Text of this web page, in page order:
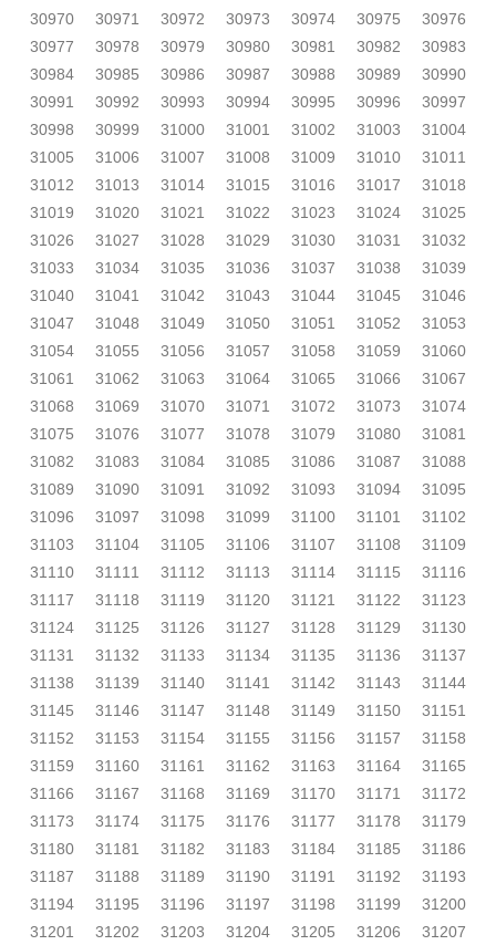
30970
30971 30972 30973 30974 30975
30976
30977
30978 30979 30980 30981 30982
30983
30984
30985 30986 30987 30988 30989
30990
30991
30992 30993 30994 30995 30996
30997
30998
30999 31000 31001 31002 31003
31004
31005
31006 31007 31008 31009 31010
31011
31012
31013 31014 31015 31016 31017
31018
31019
31020 31021 31022 31023 31024
31025
31026
31027 31028 31029 31030 31031
31032
31033
31034 31035 31036 31037 31038
31039
31040
31041 31042 31043 31044 31045
31046
31047
31048 31049 31050 31051 31052
31053
31054
31055 31056 31057 31058 31059
31060
31061
31062 31063 31064 31065 31066
31067
31068
31069 31070 31071 31072 31073
31074
31075
31076 31077 31078 31079 31080
31081
31082
31083 31084 31085 31086 31087
31088
31089
31090 31091 31092 31093 31094
31095
31096
31097 31098 31099 31100 31101
31102
31103
31104 31105 31106 31107 31108
31109
31110
31111 31112 31113 31114 31115
31116
31117
31118 31119 31120 31121 31122
31123
31124
31125 31126 31127 31128 31129
31130
31131
31132 31133 31134 31135 31136
31137
31138
31139 31140 31141 31142 31143
31144
31145
31146 31147 31148 31149 31150
31151
31152
31153 31154 31155 31156 31157
31158
31159
31160 31161 31162 31163 31164
31165
31166
31167 31168 31169 31170 31171
31172
31173
31174 31175 31176 31177 31178
31179
31180
31181 31182 31183 31184 31185
31186
31187
31188 31189 31190 31191 31192
31193
31194
31195 31196 31197 31198 31199
31200
31201
31202 31203 31204 31205 31206
31207